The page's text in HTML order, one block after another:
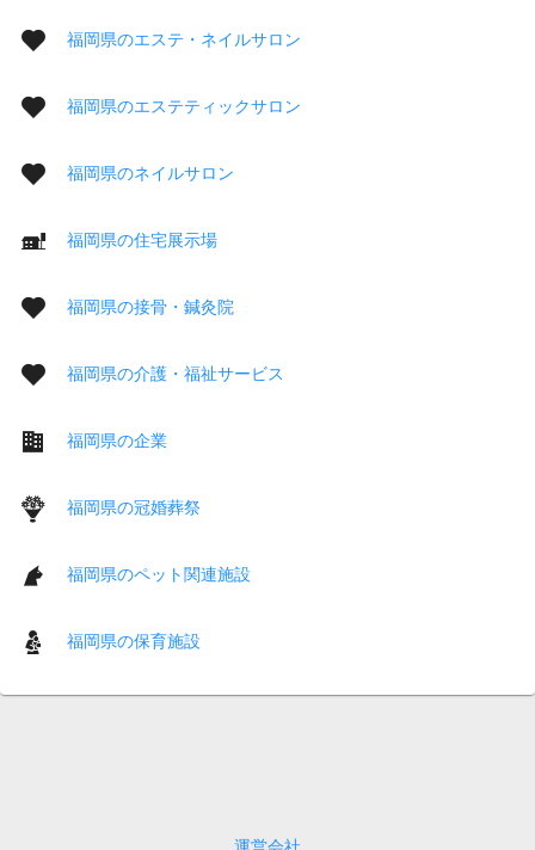
福岡県のエステ・ネイルサロン
福岡県のエステティックサロン
福岡県のネイルサロン
福岡県の住宅展示場
福岡県の接骨・鍼灸院
福岡県の介護・福祉サービス
福岡県の企業
福岡県の冠婚葬祭
福岡県のペット関連施設
福岡県の保育施設
運営会社